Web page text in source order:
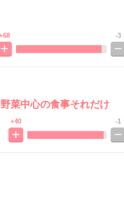
-3
菜中心の食事それだけ
+40 -1